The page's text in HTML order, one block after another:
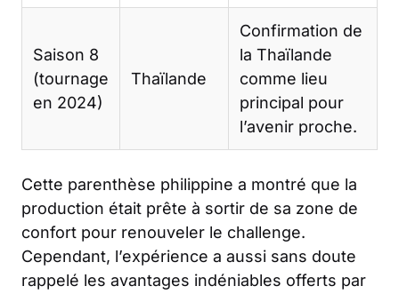
Saison 8
(tournage
en 2024)
Thaïlande
Confirmation de
la Thaïlande
comme lieu
principal pour
l’avenir proche.
Cette parenthèse philippine a montré que la
production était prête à sortir de sa zone de
confort pour renouveler le challenge.
Cependant, l’expérience a aussi sans doute
rappelé les avantages indéniables offerts par